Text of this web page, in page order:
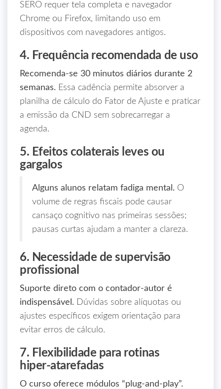
SERO requer tela completa e navegador
Chrome ou Firefox, limitando uso em
dispositivos com navegadores antigos.
4. Frequência recomendada de uso
Recomenda‑se 30 minutos diários durante 2
semanas. Essa cadência permite absorver a
planilha de cálculo do Fator de Ajuste e praticar
a emissão da CND sem sobrecarregar a
agenda.
5. Efeitos colaterais leves ou
gargalos
Alguns alunos relatam fadiga mental. O
volume de regras fiscais pode causar
cansaço cognitivo nas primeiras sessões;
pausas curtas ajudam a manter a clareza.
6. Necessidade de supervisão
profissional
Suporte direto com o contador‑autor é
indispensável. Dúvidas sobre alíquotas ou
ajustes específicos exigem orientação para
evitar erros de cálculo.
7. Flexibilidade para rotinas
hiper‑atarefadas
O curso oferece módulos “plug‑and‑play”.